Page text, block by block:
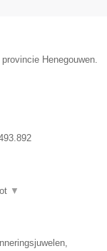
Henegouwen.
▼